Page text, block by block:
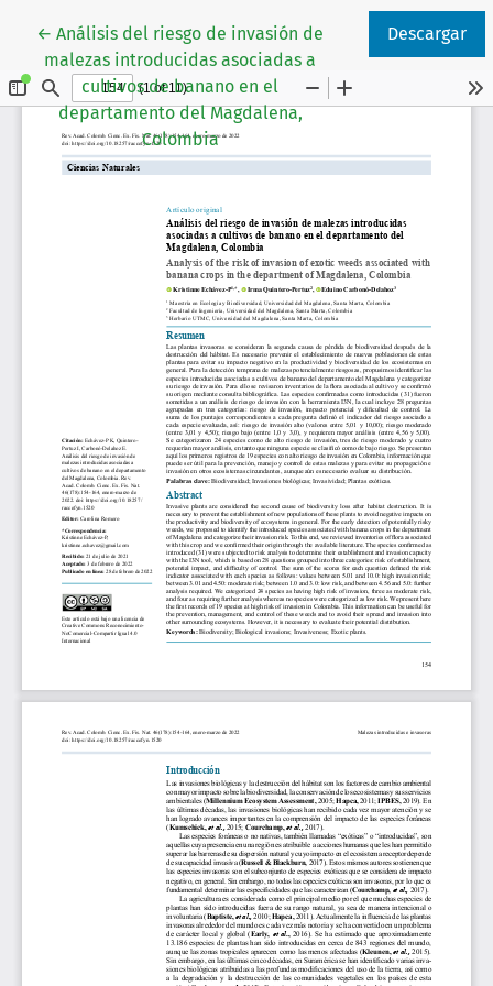
←Volver a los detalles del artículo
Análisis del riesgo de invasión de
malezas introducidas asociadas a
cultivos de banano en el
departamento del Magdalena,
Colombia
Descargar